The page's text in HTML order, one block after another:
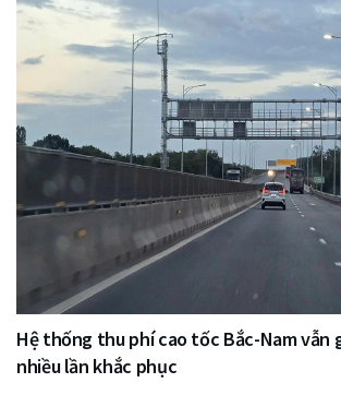
Hệ thống thu phí cao tốc Bắc-Nam vẫn
nhiều lần khắc phục